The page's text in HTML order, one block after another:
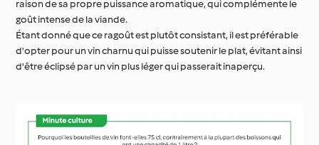
d'opter pour un vin charnu qui puisse soutenir le plat, évitant ainsi
d'être éclipsé par un vin plus léger qui passerait inaperçu.